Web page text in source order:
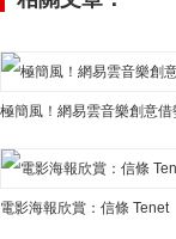
電影海報欣賞：信條 Tenet